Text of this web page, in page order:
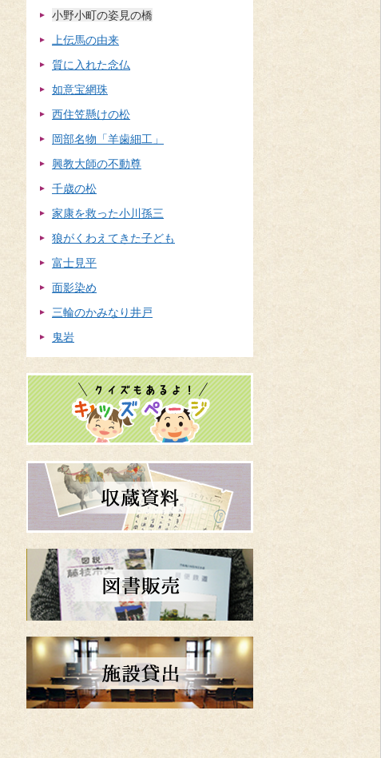
小野小町の姿見の橋
上伝馬の由来
質に入れた念仏
如意宝網珠
西住笠懸けの松
岡部名物「羊歯細工」
興教大師の不動尊
千歳の松
家康を救った小川孫三
狼がくわえてきた子ども
富士見平
面影染め
三輪のかみなり井戸
鬼岩